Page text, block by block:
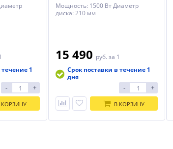
1
- +
КОРЗИНУ
Мощность: 1500 Вт Диаметр
диска: 210 мм
15 490 руб. за 1
Срок поставки в течение 1
дня
- +
В КОРЗИНУ